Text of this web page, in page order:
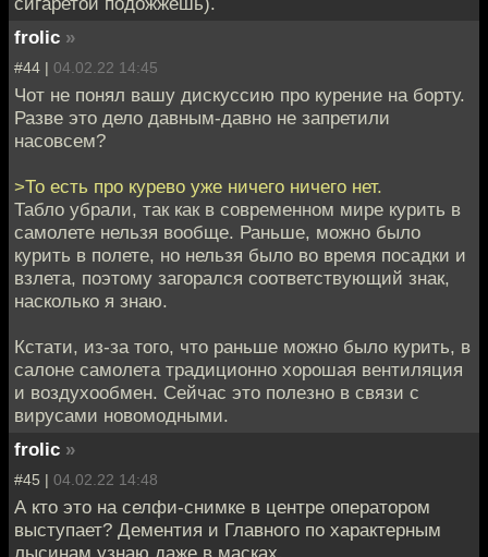
frolic »
#44 | 04.02.22 14:45
Чот не понял вашу дискуссию про курение на борту.
Разве это дело давным-давно не запретили
насовсем?
>То есть про курево уже ничего ничего нет.
Табло убрали, так как в современном мире курить в
самолете нельзя вообще. Раньше, можно было
курить в полете, но нельзя было во время посадки и
взлета, поэтому загорался соответствующий знак,
насколько я знаю.
Кстати, из-за того, что раньше можно было курить, в
салоне самолета традиционно хорошая вентиляция
и воздухообмен. Сейчас это полезно в связи с
вирусами новомодными.
frolic »
#45 | 04.02.22 14:48
А кто это на селфи-снимке в центре оператором
выступает? Дементия и Главного по характерным